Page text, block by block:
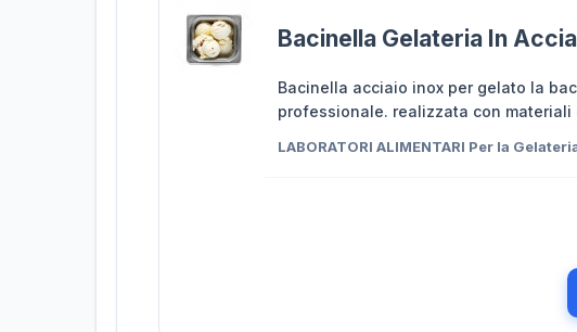
Bacinella Gelateria In
Bacinella acciaio inox per gelato la
professionale. realizzata con
LABORATORI ALIMENTARI Per la